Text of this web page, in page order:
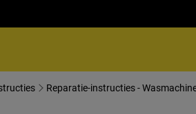
Reparatie-instructies -